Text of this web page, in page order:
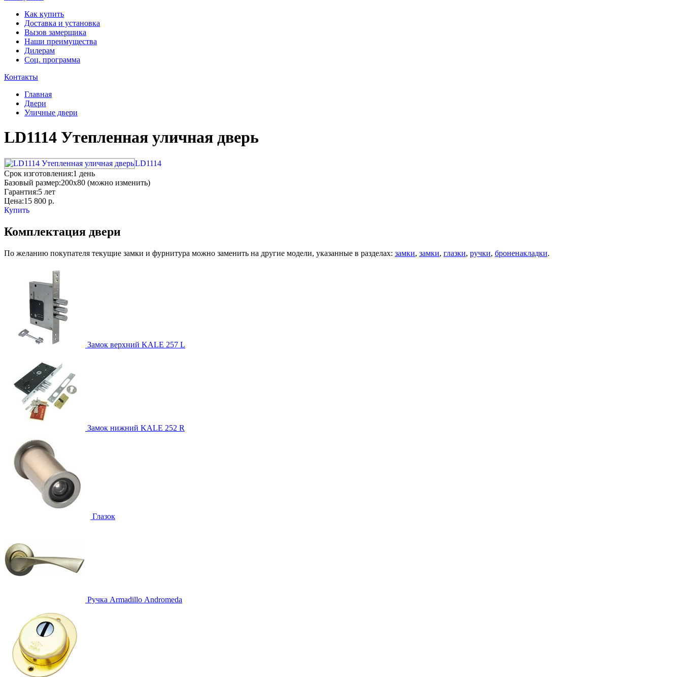
Как купить
Доставка и установка
Вызов замерщика
Наши преимущества
Дилерам
Соц. программа
Контакты
Главная
Двери
Уличные двери
LD1114 Утепленная уличная дверь
LD1114
Срок изготовления:1 день
Базовый размер:200x80 (можно изменить)
Гарантия:5 лет
Цена:15 800 р.
Купить
Комплектация двери
По желанию покупателя текущие замки и фурнитура можно заменить на другие модели, указанные в разделах: замки, замки, глазки, ручки, броненакладки.
Замок верхний KALE 257 L
Замок нижний KALE 252 R
Глазок
Ручка Armadillo Аndromeda